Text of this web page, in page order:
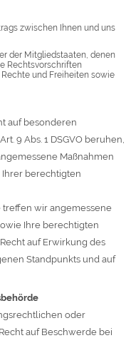
zwischen Ihnen und uns
der Mitgliedstaaten, denen
Rechtsvorschriften
und Freiheiten sowie
auf besonderen
9 Abs. 1 DSGVO beruhen,
Maßnahmen
Ihrer berechtigten
treffen wir angemessene
Ihre berechtigten
auf Erwirkung des
Standpunkts und auf
oder
auf Beschwerde bei